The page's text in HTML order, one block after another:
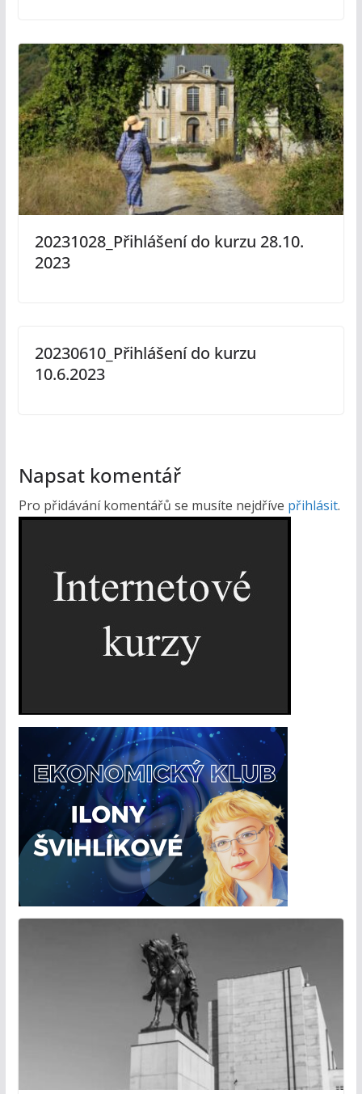
20231028_Přihlášení do kurzu 28.10.
2023
20230610_Přihlášení do kurzu
10.6.2023
Napsat komentář
Pro přidávání komentářů se musíte nejdříve přihlásit.